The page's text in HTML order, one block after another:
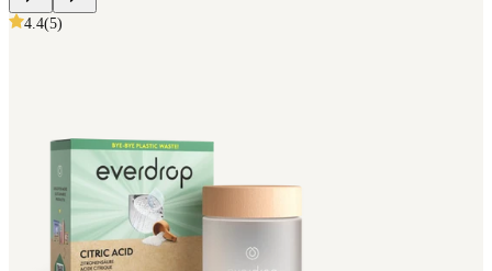
4.4(5)